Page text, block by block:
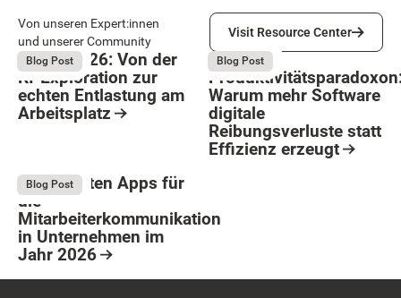
Von unseren Expert:innen
und unserer Community
Visit Resource Center
Visit Resource Center
August 4, 2026
Blog Post
Bright 2026: Von der
KI-Exploration zur
echten Entlastung am
Arbeitsplatz
August 4, 2026
Blog Post
Das
Warum mehr Software
digitale
Reibungsverluste statt
Effizienz erzeugt
August 4, 2026
Blog Post
Die 9 besten Apps für
die
Mitarbeiterkommunikation
in Unternehmen im
Jahr 2026